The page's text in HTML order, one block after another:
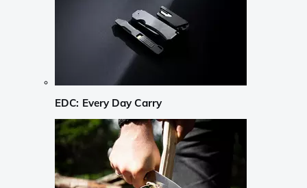
EDC: Every Day Carry